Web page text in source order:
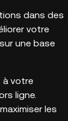
dans des
votre
une base
à votre
ligne.
les